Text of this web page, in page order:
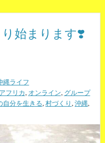
始まります❣️
縄ライフ
アフリカ, オンライン, グループ
自分を生きる,村づくり,沖縄,